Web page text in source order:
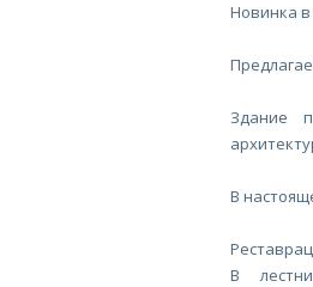
Новинка в
Здание
В
В